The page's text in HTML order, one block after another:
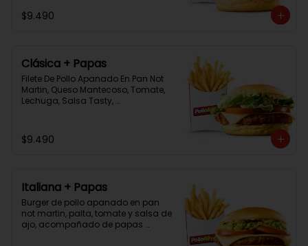
$9.490
Clásica + Papas
Filete De Pollo Apanado En Pan Not
Martin, Queso Mantecoso, Tomate,
Lechuga, Salsa Tasty,
$9.490
Italiana + Papas
Burger de pollo apanado en pan
not martin, palta, tomate y salsa de
ajo, acompañado de papas